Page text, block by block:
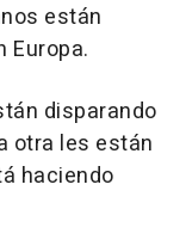
están
Europa.
disparando
otra les están
haciendo